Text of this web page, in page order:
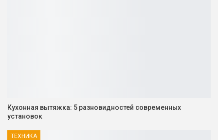
Кухонная вытяжка: 5 разновидностей современных
установок
ТЕХНИКА